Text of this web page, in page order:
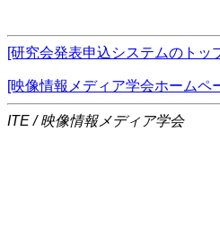
[研究会発表申込システムのトッ
[映像情報メディア学会ホームペ
ITE / 映像情報メディア学会